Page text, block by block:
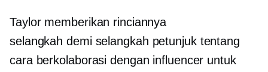
Taylor memberikan rinciannya
selangkah demi selangkah petunjuk tentang
cara berkolaborasi dengan influencer untuk